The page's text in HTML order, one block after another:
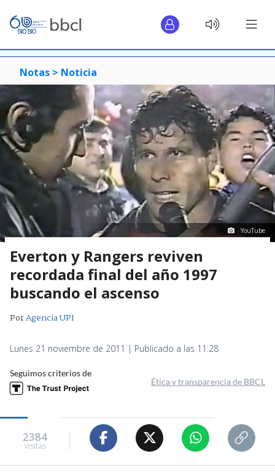
Notas > Noticia
YouTube
Everton y Rangers reviven
recordada final del año 1997
buscando el ascenso
PorAgencia UPI
Lunes 21 noviembre de 2011 | Publicado a las 11:28
Seguimos criterios de
Ética y transparencia de BBCL
2384
visitas